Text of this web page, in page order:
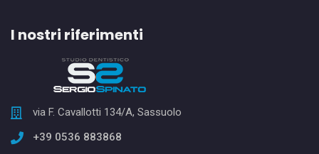
I nostri riferimenti
via F. Cavallotti 134/A, Sassuolo
+39 0536 883868